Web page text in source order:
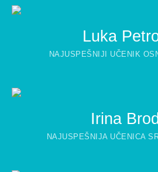
Luka
NAJUSPEŠNIJI UČENIK
Irina
NAJUSPEŠNIJA UČENICA